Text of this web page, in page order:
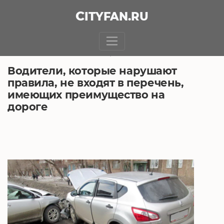
CITYFAN.RU
Водители, которые нарушают
правила, не входят в перечень,
имеющих преимущество на
дороге